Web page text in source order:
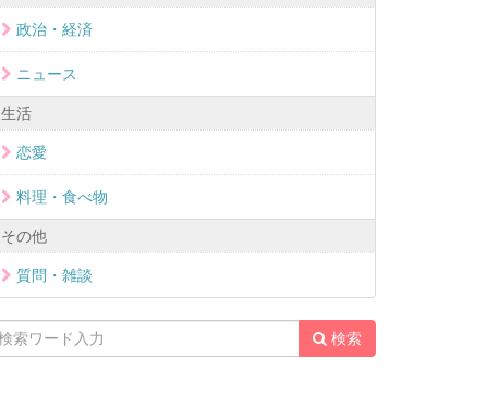
政治・経済
ニュース
生活
恋愛
料理・食べ物
その他
質問・雑談
検索